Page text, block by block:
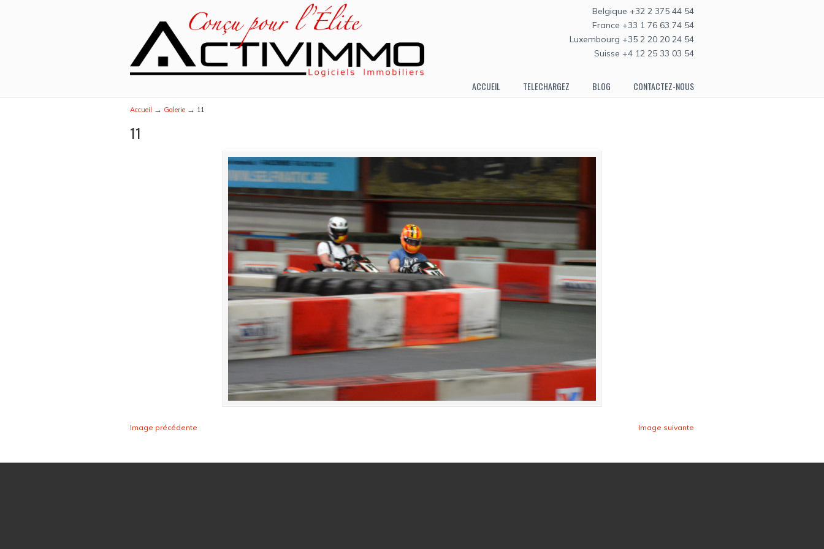
Belgique +32 2 375 44 54
France +33 1 76 63 74 54
Luxembourg +35 2 20 20 24 54
Suisse +4 12 25 33 03 54
ACCUEIL TELECHARGEZ BLOG CONTACTEZ-NOUS
Accueil → Galerie → 11
11
Image précédente Image suivante